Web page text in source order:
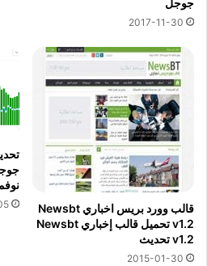
2017-11-30
قالب وورد بريس اخباري Newsbt
v1.2 تحميل قالب إخباري Newsbt
v1.2 تحديث
2015-01-30
نوفمبر